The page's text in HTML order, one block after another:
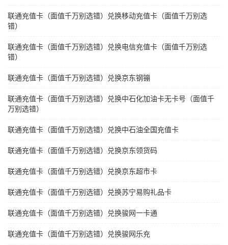
联通充值卡（面值千万别选错）兑换移动充值卡（面值千万别选
错）
联通充值卡（面值千万别选错）兑换电信充值卡（面值千万别选
错）
联通充值卡（面值千万别选错）兑换京东钢镚
联通充值卡（面值千万别选错）兑换中石化加油卡无卡号（面值千
万别选错）
联通充值卡（面值千万别选错）兑换中石油全国充值卡
联通充值卡（面值千万别选错）兑换京东领货码
联通充值卡（面值千万别选错）兑换京东超市卡
联通充值卡（面值千万别选错）兑换苏宁易购礼品卡
联通充值卡（面值千万别选错）兑换骏网一卡通
联通充值卡（面值千万别选错）兑换骏网乐充